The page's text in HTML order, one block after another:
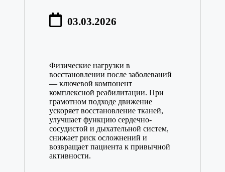
03.03.2026
Физические нагрузки в
восстановлении после заболеваний
— ключевой компонент
комплексной реабилитации. При
грамотном подходе движение
ускоряет восстановление тканей,
улучшает функцию сердечно-
сосудистой и дыхательной систем,
снижает риск осложнений и
возвращает пациента к привычной
активности.